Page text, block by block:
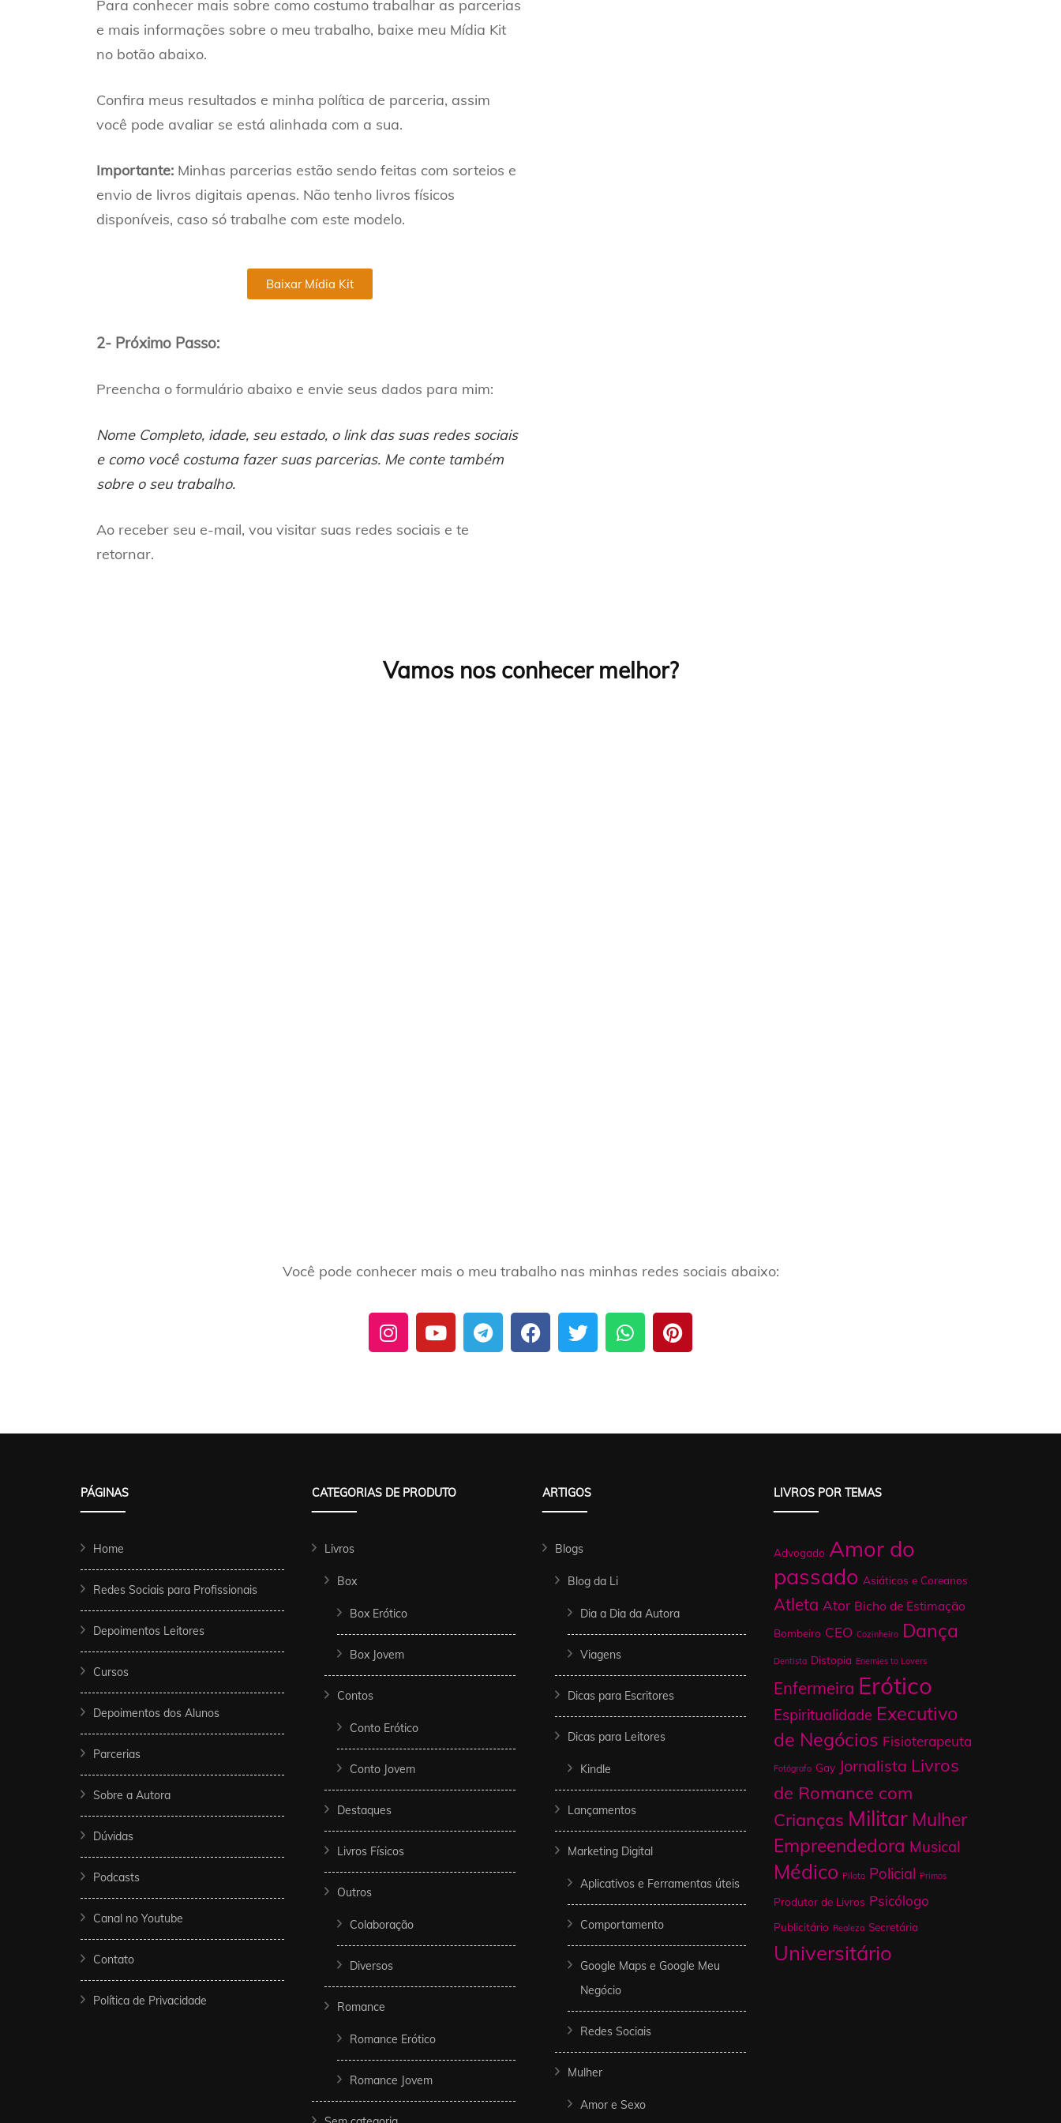
Para conhecer mais sobre como costumo trabalhar as parcerias
e mais informações sobre o meu trabalho, baixe meu Mídia Kit
no botão abaixo.
Confira meus resultados e minha política de parceria, assim
você pode avaliar se está alinhada com a sua.
Importante: Minhas parcerias estão sendo feitas com sorteios e
envio de livros digitais apenas. Não tenho livros físicos
disponíveis, caso só trabalhe com este modelo.
Baixar Mídia Kit
2- Próximo Passo:
Preencha o formulário abaixo e envie seus dados para mim:
Nome Completo, idade, seu estado, o link das suas redes sociais
e como você costuma fazer suas parcerias. Me conte também
sobre o seu trabalho.
Ao receber seu e-mail, vou visitar suas redes sociais e te
retornar.
Vamos nos conhecer melhor?
Você pode conhecer mais o meu trabalho nas minhas redes sociais abaixo:
PÁGINAS
Home
Redes Sociais para Profissionais
Depoimentos Leitores
Cursos
Depoimentos dos Alunos
Parcerias
Sobre a Autora
Dúvidas
Podcasts
Canal no Youtube
Contato
Política de Privacidade
CATEGORIAS DE PRODUTO
Livros
Box
Box Erótico
Box Jovem
Contos
Conto Erótico
Conto Jovem
Destaques
Livros Físicos
Outros
Colaboração
Diversos
Romance
Romance Erótico
Romance Jovem
ARTIGOS
Blogs
Blog da Li
Dia a Dia da Autora
Viagens
Dicas para Escritores
Dicas para Leitores
Kindle
Lançamentos
Marketing Digital
Aplicativos e Ferramentas úteis
Comportamento
Google Maps e Google Meu
Negócio
Redes Sociais
Mulher
Amor e Sexo
LIVROS POR TEMAS
Advogado Amor do
passado Asiáticos e Coreanos
Atleta Ator Bicho de Estimação
Bombeiro CEO Cozinheiro Dança
Dentista Distopia Enemies to Lovers
Enfermeira Erótico
Espiritualidade Executivo
de Negócios Fisioterapeuta
Fotógrafo Gay Jornalista Livros
de Romance com
Crianças Militar Mulher
Empreendedora Musical
Médico Piloto Policial Primos
Produtor de Livros Psicólogo
Publicitário Realeza Secretária
Universitário